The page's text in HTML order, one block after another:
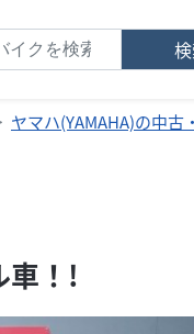
ヤマハ(YAMAHA)の中古
！!